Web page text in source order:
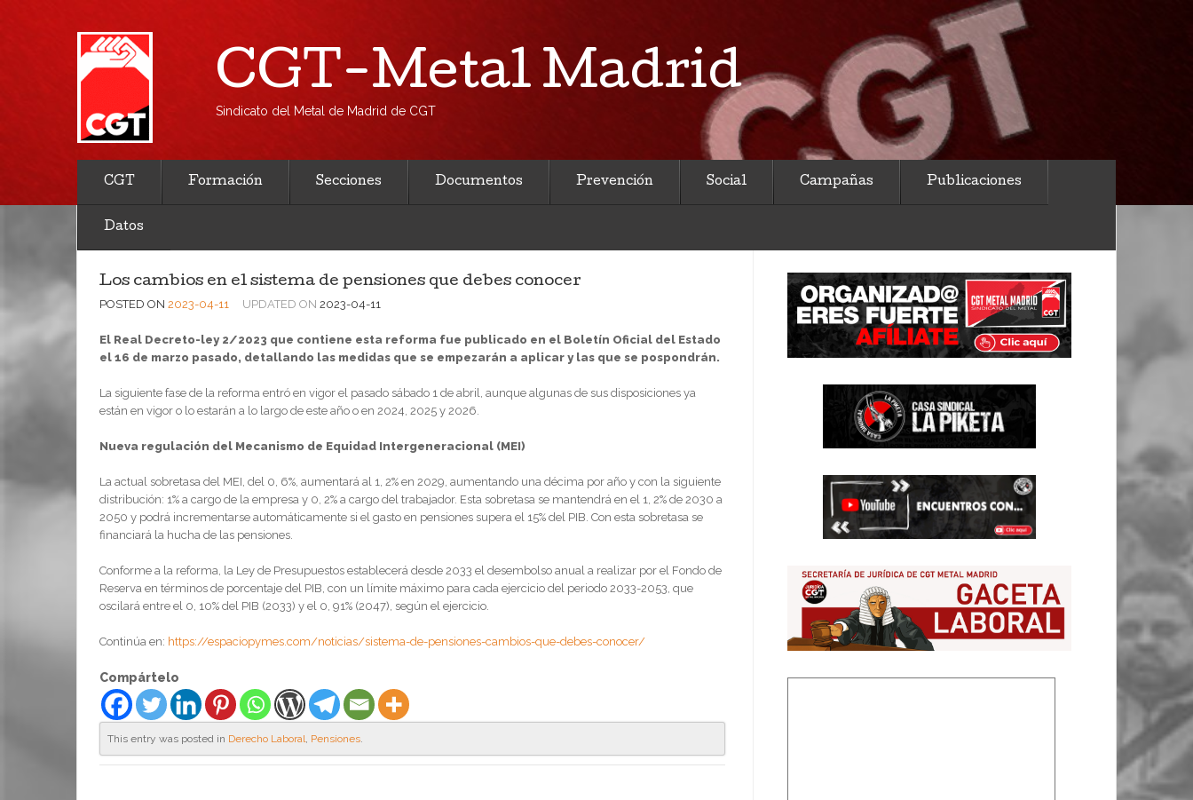
CGT-Metal Madrid
Sindicato del Metal de Madrid de CGT
CGT Formación Secciones Documentos Prevención Social Campañas Publicaciones
Datos
Los cambios en el sistema de pensiones que debes conocer
POSTED ON 2023-04-11 UPDATED ON 2023-04-11
El Real Decreto-ley 2/2023 que contiene esta reforma fue publicado en el Boletín Oficial del Estado
el 16 de marzo pasado, detallando las medidas que se empezarán a aplicar y las que se pospondrán.
La siguiente fase de la reforma entró en vigor el pasado sábado 1 de abril, aunque algunas de sus disposiciones ya
están en vigor o lo estarán a lo largo de este año o en 2024, 2025 y 2026.
Nueva regulación del Mecanismo de Equidad Intergeneracional (MEI)
La actual sobretasa del MEI, del 0, 6%, aumentará al 1, 2% en 2029, aumentando una décima por año y con la siguiente
distribución: 1% a cargo de la empresa y 0, 2% a cargo del trabajador. Esta sobretasa se mantendrá en el 1, 2% de 2030 a
2050 y podrá incrementarse automáticamente si el gasto en pensiones supera el 15% del PIB. Con esta sobretasa se
financiará la hucha de las pensiones.
Conforme a la reforma, la Ley de Presupuestos establecerá desde 2033 el desembolso anual a realizar por el Fondo de
Reserva en términos de porcentaje del PIB, con un límite máximo para cada ejercicio del periodo 2033-2053, que
oscilará entre el 0, 10% del PIB (2033) y el 0, 91% (2047), según el ejercicio.
Continúa en: https://espaciopymes.com/noticias/sistema-de-pensiones-cambios-que-debes-conocer/
Compártelo
This entry was posted in Derecho Laboral, Pensiones.